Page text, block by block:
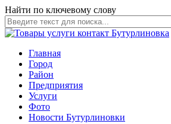
Найти по ключевому слову
Главная
Город
Район
Предприятия
Услуги
Фото
Новости Бутурлиновки